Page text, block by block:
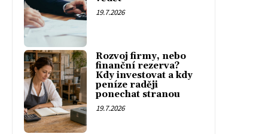
19.7.2026
Rozvoj firmy, nebo
finanční rezerva?
Kdy investovat a kdy
peníze raději
ponechat stranou
19.7.2026